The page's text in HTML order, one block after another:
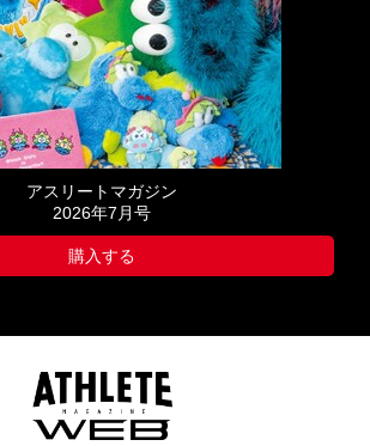
アスリートマガジン
2026年7月号
購入する